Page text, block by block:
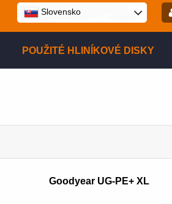
Slovensko
POUŽITÉ HLINÍKOVÉ DISKY
Goodyear UG-PE+ XL